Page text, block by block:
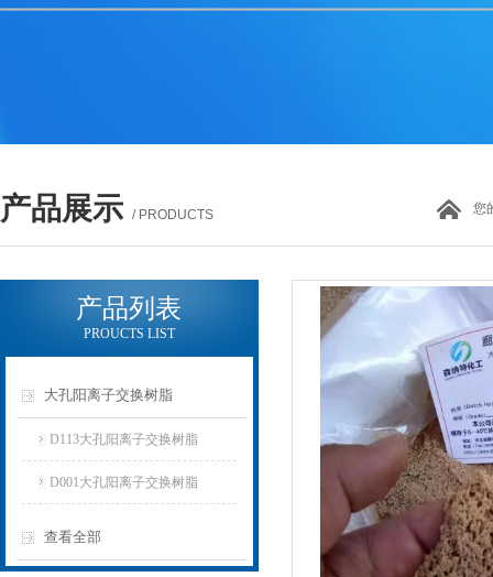
产品展示 / PRODUCTS 您
产品列表
PROUCTS LIST
大孔阳离子交换树脂
D113大孔阳离子交换树脂
D001大孔阳离子交换树脂
查看全部